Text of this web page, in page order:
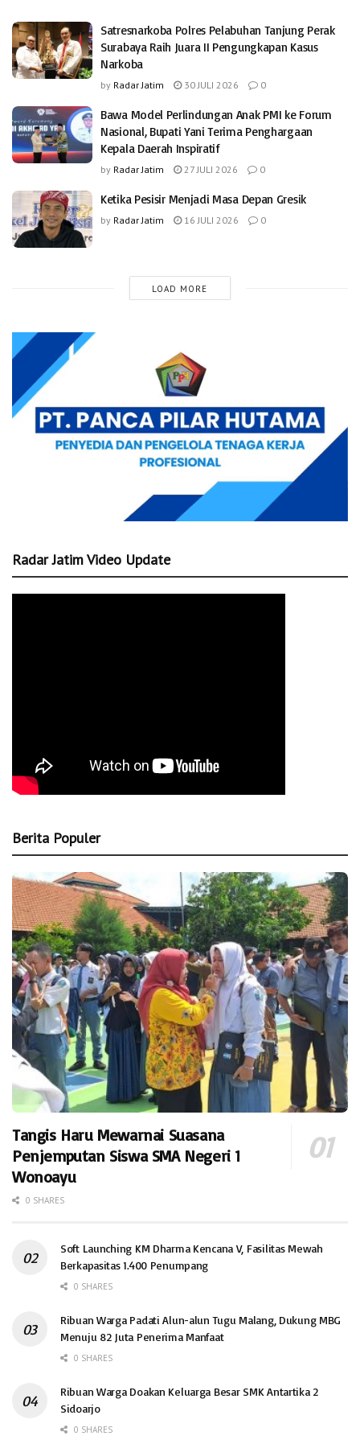
Satresnarkoba Polres Pelabuhan Tanjung Perak
Surabaya Raih Juara II Pengungkapan Kasus
Narkoba
by Radar Jatim 30 JULI 2026 0
Bawa Model Perlindungan Anak PMI ke Forum
Nasional, Bupati Yani Terima Penghargaan
Kepala Daerah Inspiratif
by Radar Jatim 27 JULI 2026 0
Ketika Pesisir Menjadi Masa Depan Gresik
by Radar Jatim 16 JULI 2026 0
LOAD MORE
Radar Jatim Video Update
Berita Populer
Tangis Haru Mewarnai Suasana
Penjemputan Siswa SMA Negeri 1
Wonoayu
0 SHARES
Soft Launching KM Dharma Kencana V, Fasilitas Mewah
Berkapasitas 1.400 Penumpang
0 SHARES
Ribuan Warga Padati Alun-alun Tugu Malang, Dukung MBG
Menuju 82 Juta Penerima Manfaat
0 SHARES
Ribuan Warga Doakan Keluarga Besar SMK Antartika 2
Sidoarjo
0 SHARES